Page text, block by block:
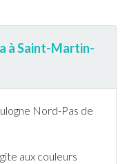
à Saint-Martin-
Nord-Pas de
aux couleurs